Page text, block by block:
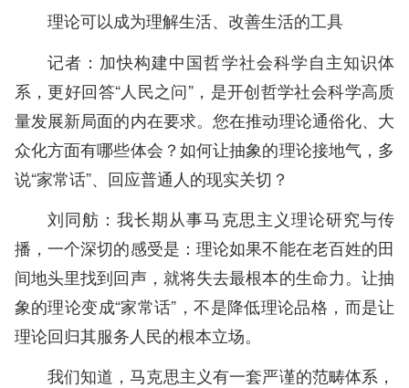
理论可以成为理解生活、改善生活的工具
记者：加快构建中国哲学社会科学自主知识体
系，更好回答“人民之问”，是开创哲学社会科学高质
量发展新局面的内在要求。您在推动理论通俗化、大
众化方面有哪些体会？如何让抽象的理论接地气，多
说“家常话”、回应普通人的现实关切？
刘同舫：我长期从事马克思主义理论研究与传
播，一个深切的感受是：理论如果不能在老百姓的田
间地头里找到回声，就将失去最根本的生命力。让抽
象的理论变成“家常话”，不是降低理论品格，而是让
理论回归其服务人民的根本立场。
我们知道，马克思主义有一套严谨的范畴体系，